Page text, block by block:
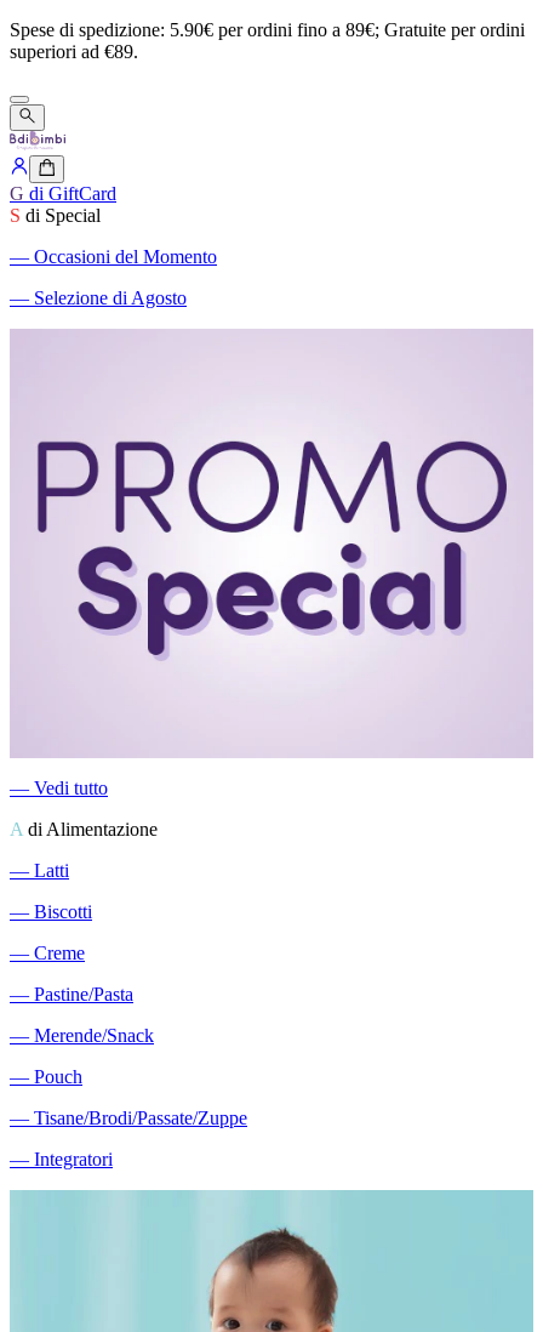
Spese di spedizione: 5.90€ perordini fino a 89€; Gratuite perordini
superiori ad €89.
G di GiftCard
S di Special
― Occasioni del Momento
― Selezione di Agosto
― Vedi tutto
A di Alimentazione
― Latti
― Biscotti
― Creme
― Pastine/Pasta
― Merende/Snack
― Pouch
― Tisane/Brodi/Passate/Zuppe
― Integratori